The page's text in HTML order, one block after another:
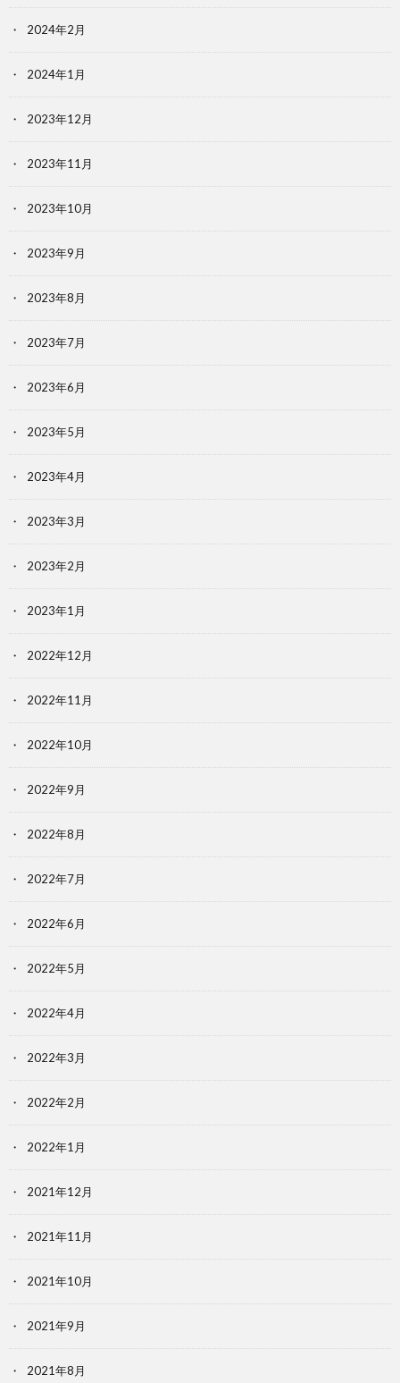
2024年2月
2024年1月
2023年12月
2023年11月
2023年10月
2023年9月
2023年8月
2023年7月
2023年6月
2023年5月
2023年4月
2023年3月
2023年2月
2023年1月
2022年12月
2022年11月
2022年10月
2022年9月
2022年8月
2022年7月
2022年6月
2022年5月
2022年4月
2022年3月
2022年2月
2022年1月
2021年12月
2021年11月
2021年10月
2021年9月
2021年8月